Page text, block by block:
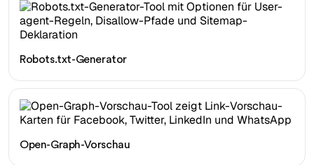
Robots.txt-Generator
Open-Graph-Vorschau